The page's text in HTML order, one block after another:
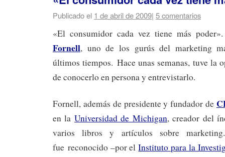
Publicado el 1 de abril de 2009| 5 comentarios
«El consumidor cada vez tiene más
Fornell, uno de los gurús del marketing
últimos tiempos. Hace unas semanas, tuve la
de conocerlo en persona y entrevistarlo.
Fornell, además de presidente y fundador de
en la Universidad de Michigan, creador del
varios libros y artículos sobre
fue reconocido –por elInstituto para la